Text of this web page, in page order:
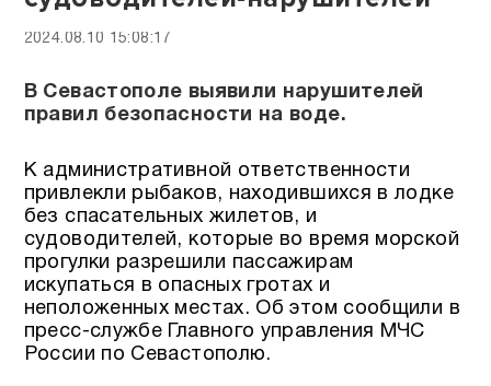
2024.08.10 15:08:17
В Севастополе выявили нарушителей
правил безопасности на воде.
К административной ответственности
привлекли рыбаков, находившихся в лодке
без спасательных жилетов, и
судоводителей, которые во время морской
прогулки разрешили пассажирам
искупаться в опасных гротах и
неположенных местах. Об этом сообщили в
пресс-службе Главного управления МЧС
России по Севастополю.